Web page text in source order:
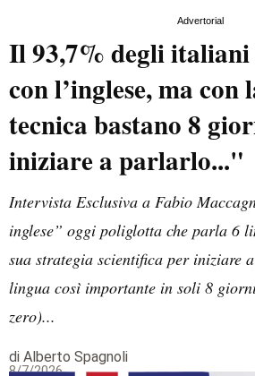
Advertorial
Il 93,7% degli
con l’inglese, ma con
tecnica bastano 8
iniziare a parlarlo..."
Intervista Esclusiva a Fabio
inglese” oggi poliglotta che parla 6
sua strategia scientifica per iniziare
lingua così importante in soli 8
zero)...
di Alberto Spagnoli
8/7/2026